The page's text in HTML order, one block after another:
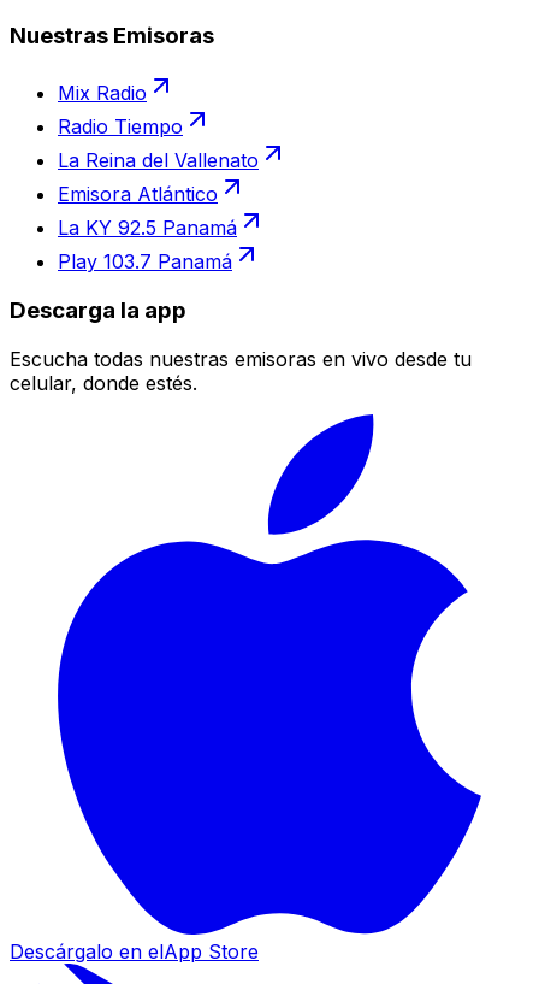
Nuestras Emisoras
Mix Radio
Radio Tiempo
La Reina del Vallenato
Emisora Atlántico
La KY 92.5 Panamá
Play 103.7 Panamá
Descarga la app
Escucha todas nuestras emisoras en vivo desde tu
celular, donde estés.
Descárgalo en elApp Store